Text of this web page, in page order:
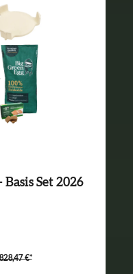
Basis Set 2026
€*